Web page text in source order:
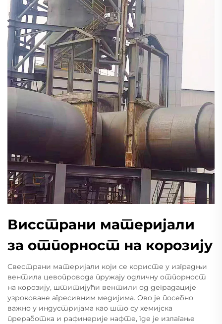
Висстрани материјали
за отпорност на корозију
Свестрани материјали који се користе у изградњи
вентила цевопровода пружају одличну отпорност
на корозију, штитијући вентили од деградације
узроковане агресивним медијима. Ово је посебно
важно у индустријама као што су хемијска
преработка и рафинерије нафте, где је излагање